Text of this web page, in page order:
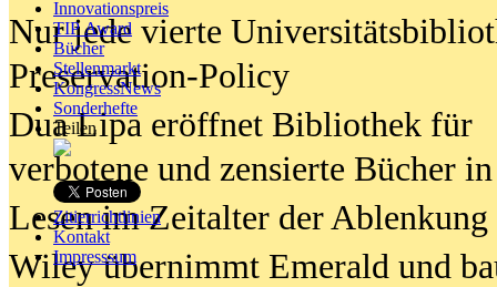
Innovationspreis
TIP Award
Bücher
Stellenmarkt
KongressNews
Sonderhefte
Teilen
Zitierrichtlinien
Kontakt
Impresssum
Nur jede vierte
Preservation-Policy
Dua Lipa eröffnet Bibliothek für
verbotene und zensierte Bücher
Lesen im Zeitalter der Ablenkung
Wiley übernimmt Emerald und